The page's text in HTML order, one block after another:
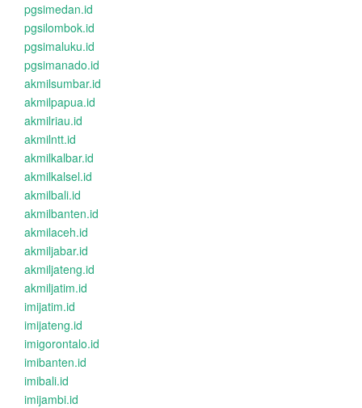
pgsimedan.id
pgsilombok.id
pgsimaluku.id
pgsimanado.id
akmilsumbar.id
akmilpapua.id
akmilriau.id
akmilntt.id
akmilkalbar.id
akmilkalsel.id
akmilbali.id
akmilbanten.id
akmilaceh.id
akmiljabar.id
akmiljateng.id
akmiljatim.id
imijatim.id
imijateng.id
imigorontalo.id
imibanten.id
imibali.id
imijambi.id